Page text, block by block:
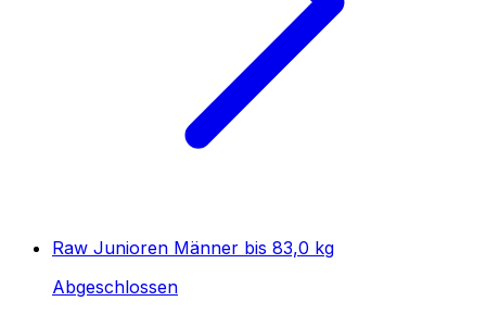
Raw Junioren Männer bis 83,0 kg
Abgeschlossen